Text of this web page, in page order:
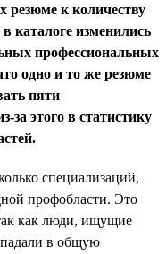
резюме к количеству
каталоге изменились
профессиональных
одно и то же резюме
пяти
за этого в статистику
специализаций,
профобласти. Это
как люди, ищущие
в общую